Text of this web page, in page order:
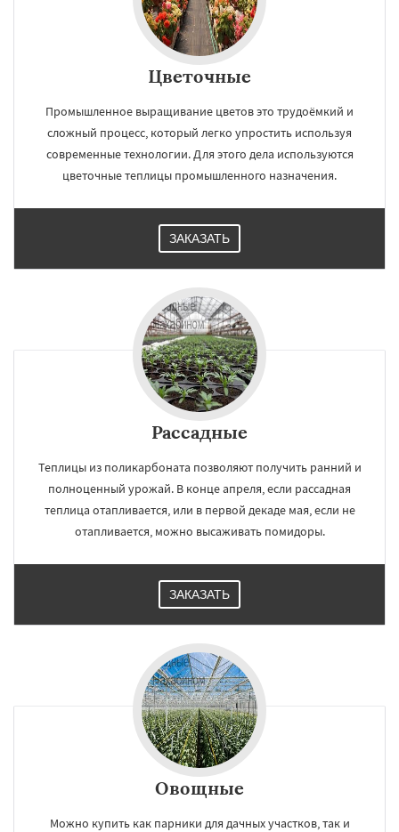
Цветочные
Промышленное выращивание цветов это трудоёмкий и
сложный процесс, который легко упростить используя
современные технологии. Для этого дела используются
цветочные теплицы промышленного назначения.
ЗАКАЗАТЬ
Рассадные
Теплицы из поликарбоната позволяют получить ранний и
полноценный урожай. В конце апреля, если рассадная
теплица отапливается, или в первой декаде мая, если не
отапливается, можно высаживать помидоры.
ЗАКАЗАТЬ
Овощные
Можно купить как парники для дачных участков, так и